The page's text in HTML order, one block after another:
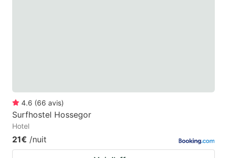
4.6 (66 avis)
Surfhostel Hossegor
Hotel
21€ /nuit